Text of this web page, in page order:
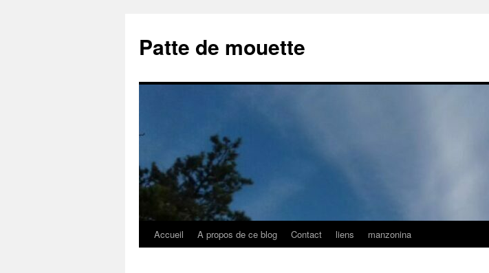
contenu
Patte de mouette
Accueil A propos de ce blog Contact liens manzonina